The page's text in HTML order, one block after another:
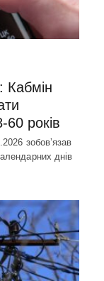
Кабмін
60 років
зобовʼязав
днів